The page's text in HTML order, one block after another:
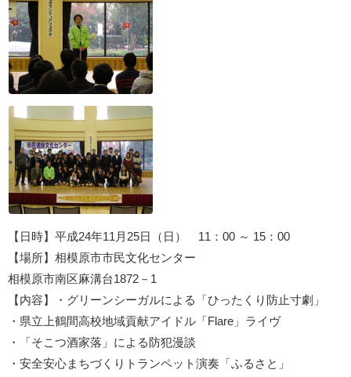
【日時】平成24年11月25日（日） 11：00 ～ 15：00
【場所】相模原市市民文化センター
相模原市南区麻溝台1872－1
【内容】・グリーンシーガルによる「ひったくり防止寸劇」
・県立上鶴間高校地域貢献アイドル「Flare」ライヴ
・「そこつ酒家落」による防犯漫談
・安全安心まちづくりトランペット演奏「ふるさと」